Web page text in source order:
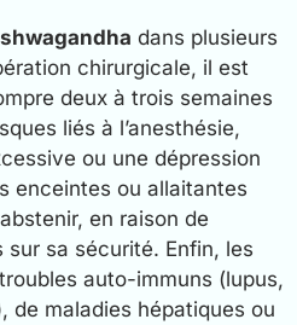
dans plusieurs
chirurgicale, il est
deux à trois semaines
liés à l’anesthésie,
ou une dépression
enceintes ou allaitantes
en raison de
sa sécurité. Enfin, les
auto-immuns (lupus,
de maladies hépatiques ou